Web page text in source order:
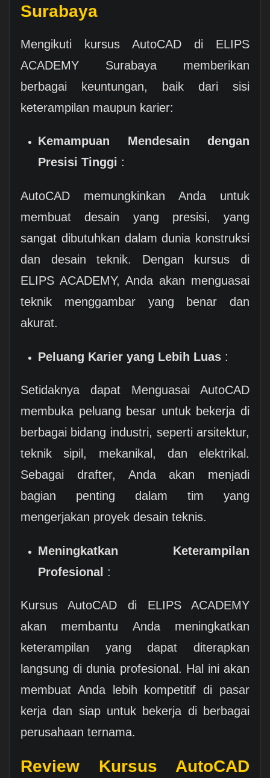
Surabaya
Mengikuti kursus AutoCAD di ELIPS
ACADEMY Surabaya memberikan
berbagai keuntungan, baik dari sisi
keterampilan maupun karier:
Kemampuan Mendesain dengan
Presisi Tinggi :
AutoCAD memungkinkan Anda untuk
membuat desain yang presisi, yang
sangat dibutuhkan dalam dunia konstruksi
dan desain teknik. Dengan kursus di
ELIPS ACADEMY, Anda akan menguasai
teknik menggambar yang benar dan
akurat.
Peluang Karier yang Lebih Luas :
Setidaknya dapat Menguasai AutoCAD
membuka peluang besar untuk bekerja di
berbagai bidang industri, seperti arsitektur,
teknik sipil, mekanikal, dan elektrikal.
Sebagai drafter, Anda akan menjadi
bagian penting dalam tim yang
mengerjakan proyek desain teknis.
Meningkatkan Keterampilan
Profesional :
Kursus AutoCAD di ELIPS ACADEMY
akan membantu Anda meningkatkan
keterampilan yang dapat diterapkan
langsung di dunia profesional. Hal ini akan
membuat Anda lebih kompetitif di pasar
kerja dan siap untuk bekerja di berbagai
perusahaan ternama.
Review Kursus AutoCAD